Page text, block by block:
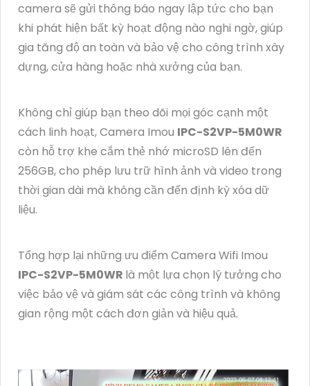
camera sẽ gửi thông báo ngay lập tức cho bạn
khi phát hiện bất kỳ hoạt động nào nghi ngờ, giúp
gia tăng độ an toàn và bảo vệ cho công trình xây
dựng, cửa hàng hoặc nhà xưởng của bạn.
Không chỉ giúp bạn theo dõi mọi góc cạnh một
cách linh hoạt, Camera Imou IPC-S2VP-5M0WR
còn hỗ trợ khe cắm thẻ nhớ microSD lên đến
256GB, cho phép lưu trữ hình ảnh và video trong
thời gian dài mà không cần đến định kỳ xóa dữ
liệu.
Tổng hợp lại những ưu điểm Camera Wifi Imou
IPC-S2VP-5M0WR là một lựa chọn lý tưởng cho
việc bảo vệ và giám sát các công trình và không
gian rộng một cách đơn giản và hiệu quả.